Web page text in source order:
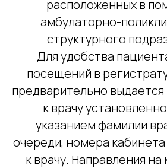
расположенных в
амбулаторно-
структурного
Для удобства
посещений в
предварительно
к врачу
указанием фамилии
очереди, номера
к врачу. Направления
Попов Борис Владимирович
главный врач клиники «М-р Вайт»
+7